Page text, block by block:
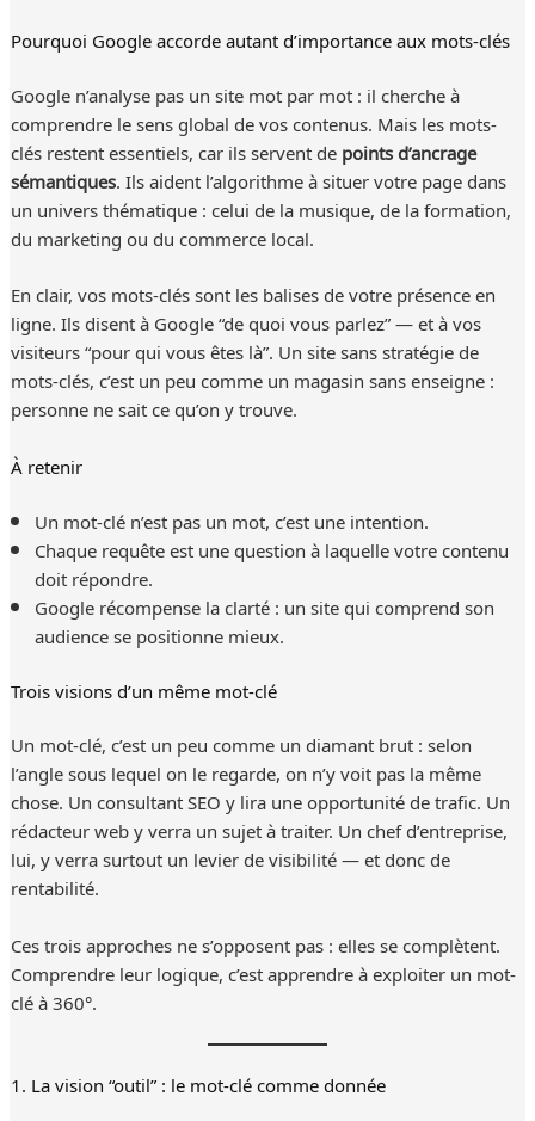
Pourquoi Google accorde autant d’importance aux mots-clés
Google n’analyse pas un site mot par mot : il cherche à
comprendre le sens global de vos contenus. Mais les mots-
clés restent essentiels, car ils servent depoints d’ancrage
sémantiques. Ils aident l’algorithme à situer votre page dans
un univers thématique : celui de la musique, de la formation,
du marketing ou du commerce local.
En clair, vos mots-clés sont les balises de votre présence en
ligne. Ils disent à Google “de quoi vous parlez” — et à vos
visiteurs “pour qui vous êtes là”. Un site sans stratégie de
mots-clés, c’est un peu comme un magasin sans enseigne :
personne ne sait ce qu’on y trouve.
À retenir
Un mot-clé n’est pas un mot, c’est une intention.
Chaque requête est une question à laquelle votre contenu
doit répondre.
Google récompense la clarté : un site qui comprend son
audience se positionne mieux.
Trois visions d’un même mot-clé
Un mot-clé, c’est un peu comme un diamant brut : selon
l’angle sous lequel on le regarde, on n’y voit pas la même
chose. Un consultant SEO y lira une opportunité de trafic. Un
rédacteur web y verra un sujet à traiter. Un chef d’entreprise,
lui, y verra surtout un levier de visibilité — et donc de
rentabilité.
Ces trois approches ne s’opposent pas : elles se complètent.
Comprendre leur logique, c’est apprendre à exploiter un mot-
clé à 360°.
1. La vision “outil” : le mot-clé comme donnée